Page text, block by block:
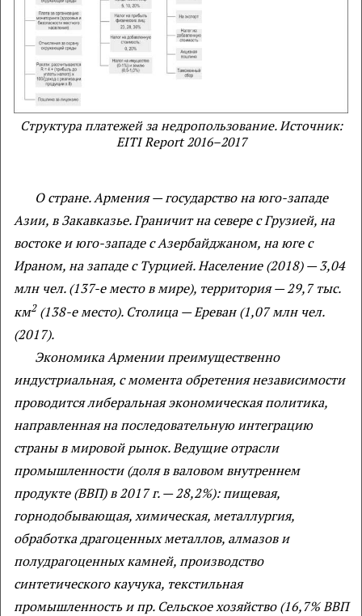
Структура платежей за недропользование. Источник:
EITI Report 2016–2017
О стране. Армения — государство на юго-западе
Азии, в Закавказье. Граничит на севере с Грузией, на
востоке и юго-западе с Азербайджаном, на юге с
Ираном, на западе с Турцией. Население (2018) — 3,04
млн чел. (137-е место в мире), территория — 29,7 тыс.
км2(138-е место). Столица — Ереван (1,07 млн чел.
(2017).
Экономика Армении преимущественно
индустриальная, с момента обретения независимости
проводится либеральная экономическая политика,
направленная на последовательную интеграцию
страны в мировой рынок. Ведущие отрасли
промышленности (доля в валовом внутреннем
продукте (ВВП) в 2017 г. — 28,2%): пищевая,
горнодобывающая, химическая, металлургия,
обработка драгоценных металлов, алмазов и
полудрагоценных камней, производство
синтетического каучука, текстильная
промышленность и пр. Сельское хозяйство (16,7% ВВП